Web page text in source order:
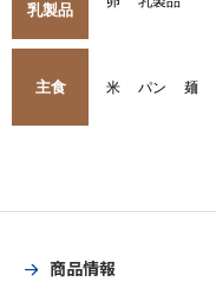
乳製品
主食 米 パン 麺
商品情報